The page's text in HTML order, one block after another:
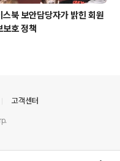
스북 보안담당자가 밝힌 회원
보호 정책
고객센터